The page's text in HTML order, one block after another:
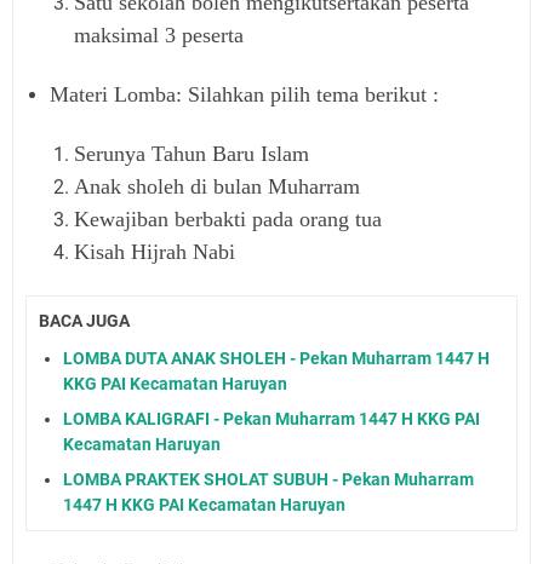
maksimal 3 peserta
Materi Lomba: Silahkan pilih tema berikut :
Serunya Tahun Baru Islam
Anak sholeh di bulan Muharram
Kewajiban berbakti pada orang tua
Kisah Hijrah Nabi
BACA JUGA
LOMBA DUTA ANAK SHOLEH - Pekan Muharram 1447 H
KKG PAI Kecamatan Haruyan
LOMBA KALIGRAFI - Pekan Muharram 1447 H KKG PAI
Kecamatan Haruyan
LOMBA PRAKTEK SHOLAT SUBUH - Pekan Muharram
1447 H KKG PAI Kecamatan Haruyan